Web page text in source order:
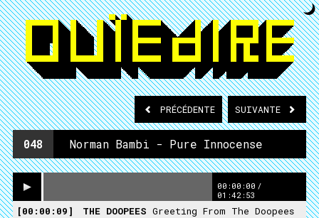
PRÉCÉDENTE SUIVANTE
048 Norman Bambi - Pure Innocense
00:00:00 /
01:42:53
00:00:09 THE DOOPEES Greeting From The Doopees